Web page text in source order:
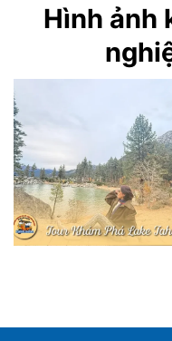
Hình ảnh